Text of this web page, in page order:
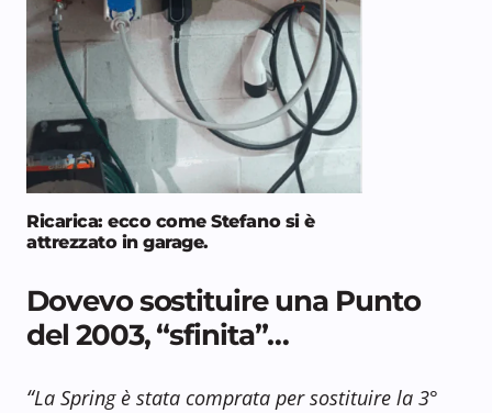
Ricarica: ecco come Stefano si è
attrezzato in garage.
Dovevo sostituire una Punto
del 2003, “sfinita”…
“La Spring è stata comprata per sostituire la 3°